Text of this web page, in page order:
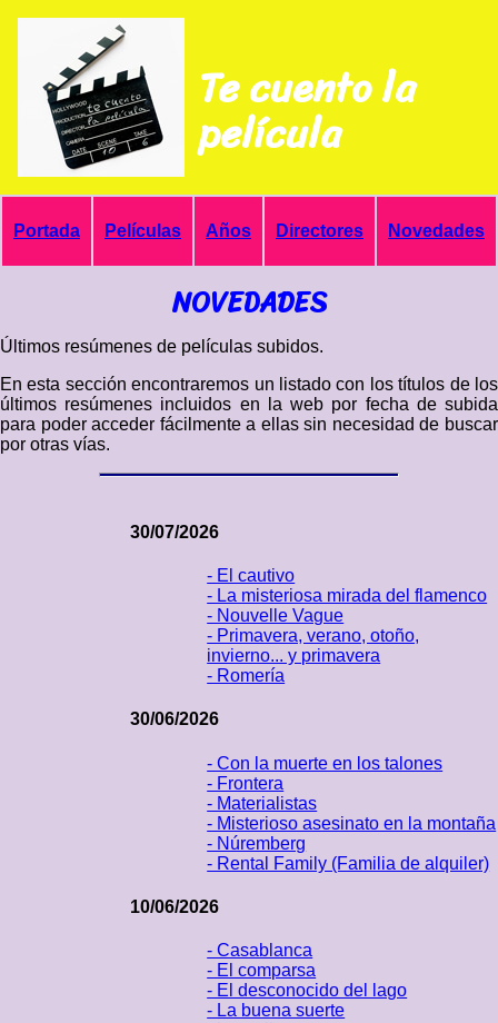
Te cuento la
película
Portada Películas Años Directores Novedades
NOVEDADES
Últimos resúmenes de películas subidos.
En esta sección encontraremos un listado con los títulos de los
últimos resúmenes incluidos en la web por fecha de subida
para poder acceder fácilmente a ellas sin necesidad de buscar
por otras vías.
30/07/2026
- El cautivo
- La misteriosa mirada del flamenco
- Nouvelle Vague
- Primavera, verano, otoño,
invierno... y primavera
- Romería
30/06/2026
- Con la muerte en los talones
- Frontera
- Materialistas
- Misterioso asesinato en la montaña
- Núremberg
- Rental Family (Familia de alquiler)
10/06/2026
- Casablanca
- El comparsa
- El desconocido del lago
- La buena suerte